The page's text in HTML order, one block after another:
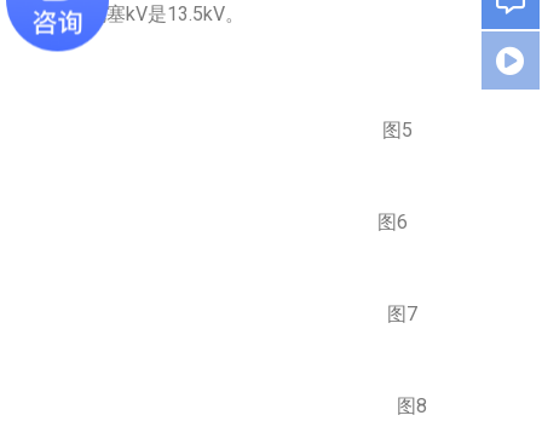
的火花塞kV是13.5kV。
图5
图6
图7
图8